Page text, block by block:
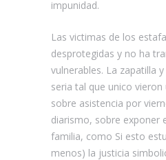
impunidad.
Las victimas de los
desprotegidas y no ha
vulnerables. La zapatilla
seri­a tal que unico vieron
sobre asistencia por
diarismo, sobre exponer
familia, como Si esto
menos) la justicia